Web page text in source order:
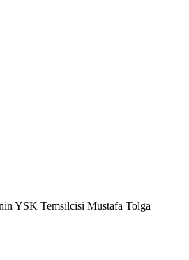
YSK Temsilcisi Mustafa Tolga